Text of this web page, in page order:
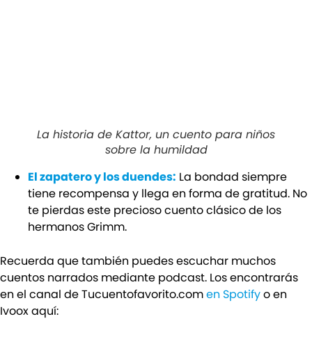
La historia de Kattor, un cuento para niños
sobre la humildad
El zapatero y los duendes: La bondad siempre
tiene recompensa y llega en forma de gratitud. No
te pierdas este precioso cuento clásico de los
hermanos Grimm.
Recuerda que también puedes escuchar muchos
cuentos narrados mediante podcast. Los encontrarás
en el canal de Tucuentofavorito.comen Spotifyo en
Ivoox aquí: